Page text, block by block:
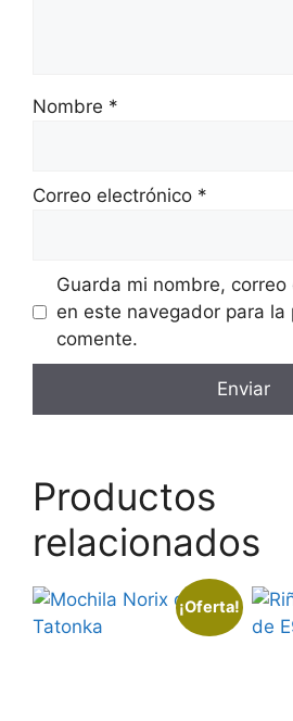
Nombre *
Correo electrónico *
Guarda mi nombre,
en este navegador para la
comente.
Productos
relacionados
¡Oferta!